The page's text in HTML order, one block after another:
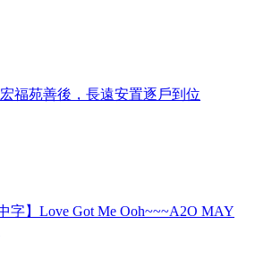
福苑善後，長遠安置逐戶到位
字】Love Got Me Ooh~~~A2O MAY